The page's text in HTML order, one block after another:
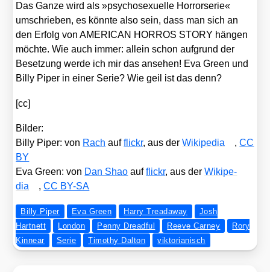
Das Gan­ze wird als »psy­cho­sexu­el­le Hor­ror­se­rie«
umschrie­ben, es könn­te also sein, dass man sich an
den Erfolg von AMERICAN HORROS STORY hän­gen
möch­te. Wie auch immer: allein schon auf­grund der
Beset­zung wer­de ich mir das anse­hen! Eva Green und
Bil­ly Piper in einer Serie? Wie geil ist das denn?
[cc]
Bil­der:
Bil­ly Piper: von Rach aufflickr, aus derWiki­pe­dia ,CC
BY
Eva Green: von Dan Shao aufflickr, aus derWiki­pe­
dia
,CC BY-SA
Billy Piper Eva Green Harry Treadaway
Josh
Hartnett
London Penny Dreadful Reeve Carney
Rory
Kinnear
Serie Timothy Dalton viktorianisch